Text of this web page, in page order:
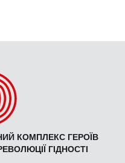
КОМПЛЕКС ГЕРОЇВ
ГІДНОСТІ